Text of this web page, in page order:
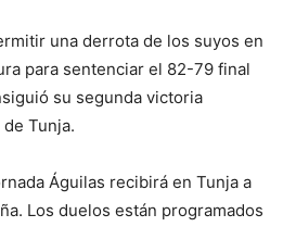
una derrota de los suyos en
para sentenciar el 82-79 final
su segunda victoria
Tunja.
Águilas recibirá en Tunja a
Los duelos están programados